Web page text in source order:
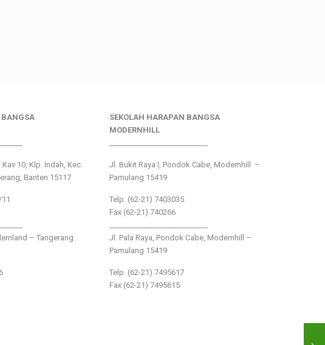
BANGSA
10, Klp. Indah, Kec.
Banten 15117
– Tangerang
SEKOLAH HARAPAN BANGSA
MODERNHILL
Jl. Bukit Raya I, Pondok Cabe, Modernhill –
Pamulang 15419
Telp. (62-21) 7403035
Fax (62-21) 740266
Jl. Pala Raya, Pondok Cabe, Modernhill –
Pamulang 15419
Telp. (62-21) 7495617
Fax (62-21) 7495615